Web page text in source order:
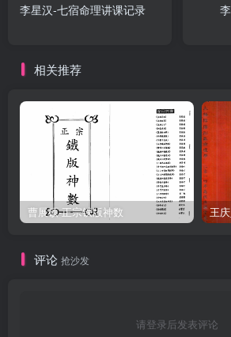
业、电影业、唱歌、旅游业、美容业、旅馆业
李星汉-七宿命理讲课记录
相关推荐
曹展硕-正宗铁版神数
评论 抢沙发
请登录后发表评论